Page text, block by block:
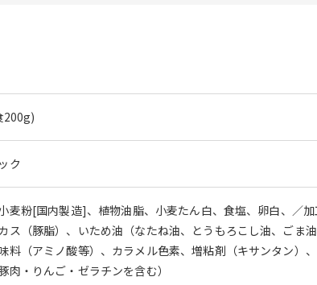
200g)
ク
麦粉[国内製造]、植物油脂、小麦たん白、食塩、卵白、／
ス（豚脂）、いため油（なたね油、とうもろこし油、ごま
料（アミノ酸等）、カラメル色素、増粘剤（キサンタン）
肉・りんご・ゼラチンを含む）